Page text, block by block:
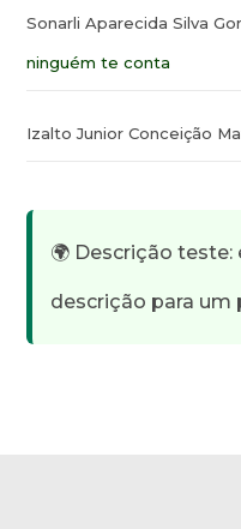
Sonarli Aparecida Silva
ninguém te conta
Izalto Junior Conceição
🌍 Descrição
descrição para um